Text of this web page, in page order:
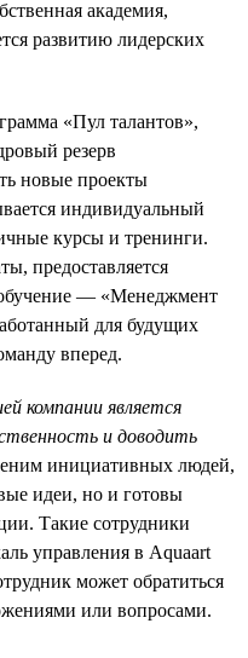
академия,
развитию лидерских
«Пул талантов»,
резерв
новые проекты
индивидуальный
курсы и тренинги.
предоставляется
— «Менеджмент
для будущих
вперед.
компании является
и доводить
инициативных людей,
идеи, но и готовы
Такие сотрудники
управления в Aquaart
может обратиться
или вопросами.